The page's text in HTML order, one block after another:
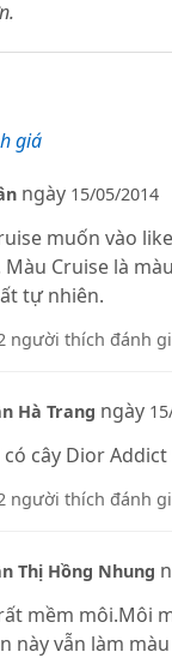
giá
ngày 15/05/2014
muốn vào
Cruise là
tự nhiên.
người thích đánh
Hà Trang ngày
cây Dior
người thích đánh
Thị Hồng Nhung
mềm môi.Môi
này vẫn làm